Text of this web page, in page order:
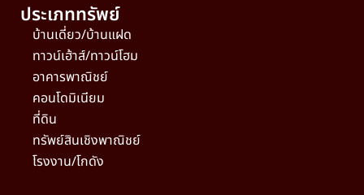
ประเภททรัพย์
บ้านเดี่ยว/บ้านแฝด
ทาวน์เฮ้าส์/ทาวน์โฮม
อาคารพาณิชย์
คอนโดมิเนียม
ที่ดิน
ทรัพย์สินเชิงพาณิชย์
โรงงาน/โกดัง